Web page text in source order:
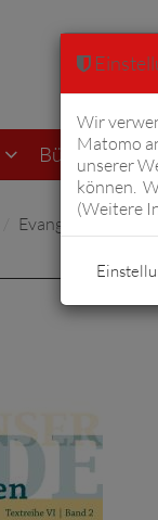
Bücher von
Evangelische
Wir
Matomo
unserer
können.
(Weitere